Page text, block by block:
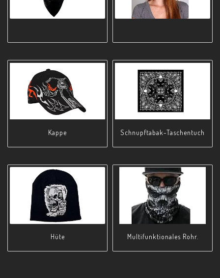
Kappe S­c­h­n­u­p­f­t­a­b­a­k­-­T­a­s­c­h­e­n­t­u­c­h
Hüte M­u­l­t­i­f­u­n­k­t­i­o­n­a­l­e­s Rohr.